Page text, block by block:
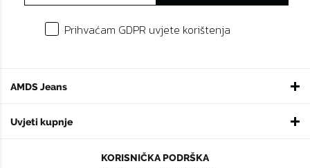
AMDS Jeans
Uvjeti kupnje
Prihvaćam GDPR uvjete korištenja
KORISNIČKA PODRŠKA